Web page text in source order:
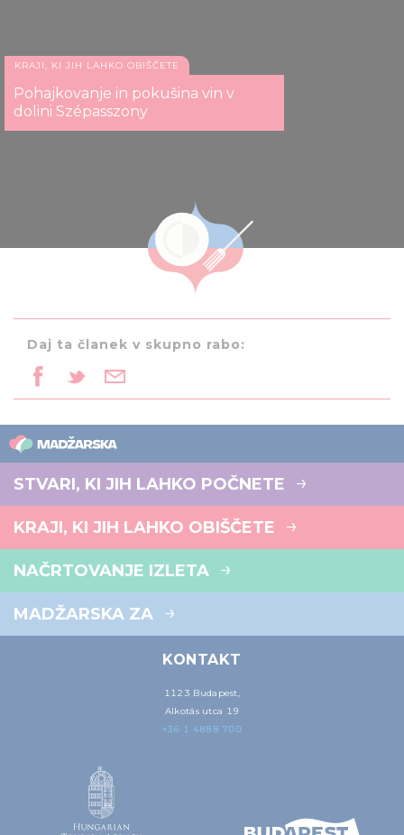
KRAJI, KI JIH LAHKO OBIŠČETE
Pohajkovanje in pokušina vin v
dolini Szépasszony
Daj ta članek v skupno rabo:
STVARI, KI JIH LAHKO POČNETE
KRAJI, KI JIH LAHKO OBIŠČETE
NAČRTOVANJE IZLETA
MADŽARSKA ZA
KONTAKT
1123 Budapest,
Alkotás utca 19
+36 1 4888 700